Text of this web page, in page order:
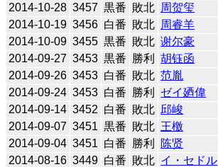
2014-10-28 3457 黒番 敗北 周贺玺
2014-10-19 3456 白番 敗北 周睿羊
2014-10-09 3455 黒番 敗北 谢尔豪
2014-09-27 3453 黒番 勝利 胡钰函
2014-09-26 3453 白番 敗北 范胤
2014-09-24 3453 白番 勝利 ゼイ廼偉
2014-09-14 3452 白番 敗北 邱峻
2014-09-07 3451 黒番 敗北 王檄
2014-09-04 3451 白番 勝利 陈贤
2014-08-16 3449 白番 敗北 イ・セドル